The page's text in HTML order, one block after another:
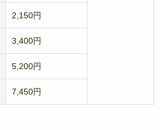
2,150円
3,400円
5,200円
7,450円